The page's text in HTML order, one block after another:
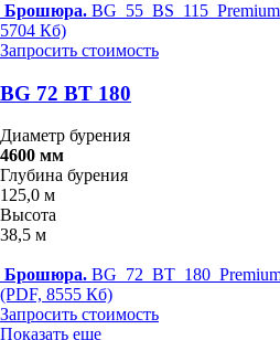
Брошюра.
5704 Кб)
Запросить стоимость
BG 72 BT 180
Диаметр бурения
4600 мм
Глубина бурения
125,0 м
Высота
38,5 м
Брошюра.
(PDF, 8555 Кб)
Запросить стоимость
Показать еще